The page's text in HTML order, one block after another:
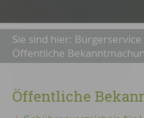
Sie sind hier: Bürgerservice
Öffentliche
Öffentliche